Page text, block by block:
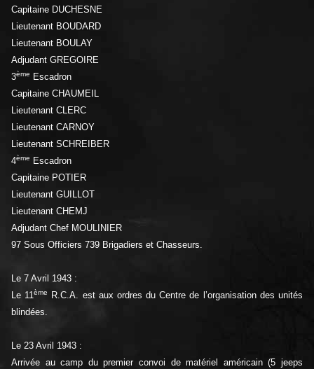
Capitaine DUCHESNE
Lieutenant BOUDARD
Lieutenant BOULAY
Adjudant GREGOIRE
3ème
Escadron
Capitaine CHAUMEIL
Lieutenant CLERC
Lieutenant CARNOY
Lieutenant SCHREIBER
4ème
Escadron
Capitaine POTIER
Lieutenant GUILLOT
Lieutenant CHEMJ
Adjudant Chef MOULINIER
97 Sous Officiers 739 Brigadiers et Chasseurs.
Le 7 Avril 1943 :
Le 11ème
R.C.A. est aux ordres du Centre de l’organisation des unités
blindées.
Le 23 Avril 1943 :
Arrivée au camp du premier convoi de matériel américain (5 jeeps